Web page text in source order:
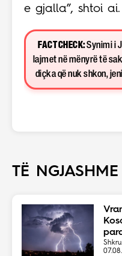
e gjalla”, shtoi ai.
FACT CHECK:Synimi i
lajmet në mënyrë të
diçka që nuk shkon,
TË NGJASHME